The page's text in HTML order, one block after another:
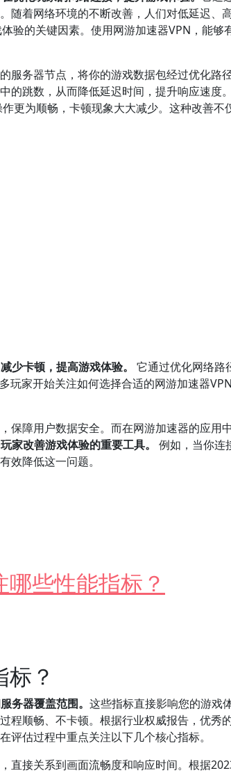
着网络环境的不断改善，人们对低延迟、
验的关键因素。使用网游加速器VPN，能够
务器节点，将你的游戏数据包经过优化路
跳数，从而降低延迟时间，提升响应速度
更为顺畅，卡顿现象大大减少。这种改善
少卡顿，提高游戏体验。
它通过优化网络路
家开始关注如何选择合适的网游加速器
障用户数据安全。而在网游加速器的应用
家改善游戏体验的重要工具。
例如，当你连
效降低这一问题。
些性能指标？
？
务器覆盖范围。 这些指标直接影响您的游戏
程顺畅、不卡顿。根据行业权威报告，优秀
估过程中重点关注以下几个核心指标。
接关系到画面流畅度和响应时间。根据